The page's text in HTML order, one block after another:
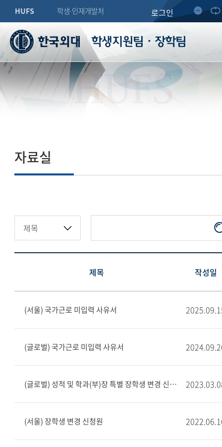
HUFS 학생∙인재개발처 로그인
학생지원팀・장학팀
HUFS
자료실
제목 작성일
(서울) 국가근로 미입력 사유서
(글로벌) 국가근로 미입력 사유서
(글로벌) 성적 및 학과(부)장 특별 장학생 변경 신청원
(서울) 장학생 변경 신청원